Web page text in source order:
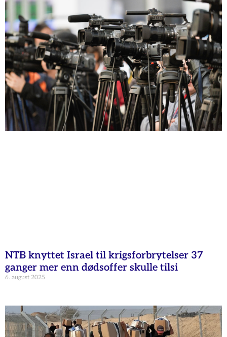
NTB knyttet Israel til krigsforbrytelser 37
ganger mer enn dødsoffer skulle tilsi
6. august 2025